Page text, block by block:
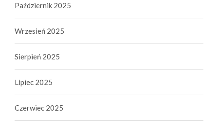
Październik 2025
Wrzesień 2025
Sierpień 2025
Lipiec 2025
Czerwiec 2025